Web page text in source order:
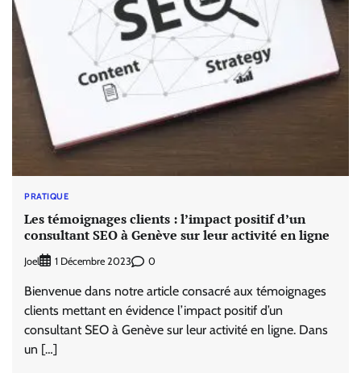
PRATIQUE
Les témoignages clients : l’impact positif d’un
consultant SEO à Genève sur leur activité en ligne
Joel 1 Décembre 2023 0
Bienvenue dans notre article consacré aux témoignages
clients mettant en évidence l’impact positif d’un
consultant SEO à Genève sur leur activité en ligne. Dans
un […]